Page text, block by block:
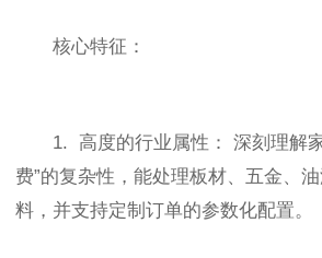
核心特征：
1. 高度的行业属性： 深刻理解家
费”的复杂性，能处理板材、五金、
料，并支持定制订单的参数化配置。